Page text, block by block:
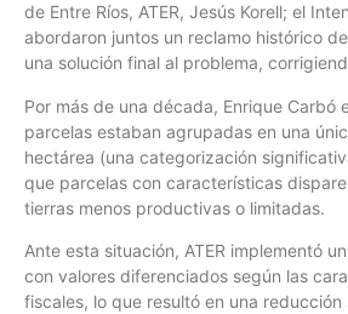
de Entre Ríos, ATER, Jesús Korell; el
abordaron juntos un reclamo histórico
una solución final al problema,
Por más de una década, Enrique
parcelas estaban agrupadas en una
hectárea (una categorización
que parcelas con características
tierras menos productivas o limitadas.
Ante esta situación, ATER implementó
con valores diferenciados según las
fiscales, lo que resultó en una